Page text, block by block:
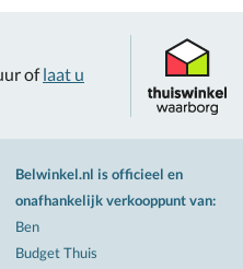
of laat u
Belwinkel.nl is officieel en
onafhankelijk verkooppunt van:
Ben
Budget Thuis